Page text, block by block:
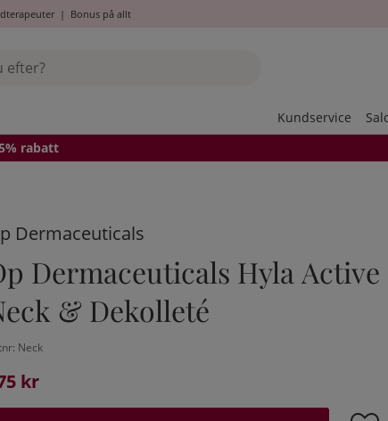
| Bonus på allt
Kundservice
rabatt
Dermaceuticals
Dermaceuticals Hyla Active
& Dekolleté
Neck
kr